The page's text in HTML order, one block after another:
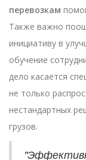
перевозкам
Также важно
инициативу в
обучение
дело касается
не только
нестандартных
грузов.